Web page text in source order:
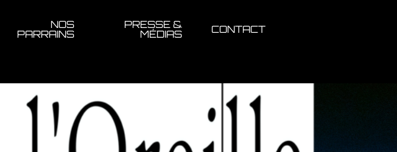
NOS
PARRAINS
PRESSE &
MÉDIAS
CONTACT